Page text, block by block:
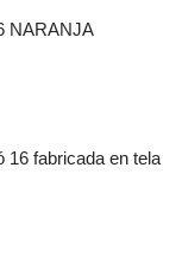
NARANJA
16 fabricada en tela